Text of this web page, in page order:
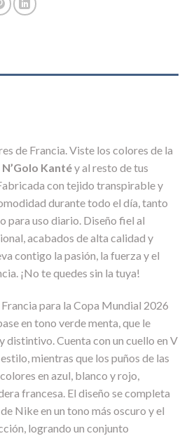
de Francia. Viste los colores de la
N’Golo Kantéy al resto de tus
con tejido transpirable y
durante todo el día, tanto
para uso diario. Diseño fiel al
acabados de alta calidad y
contigo la pasión, la fuerza y el
¡No te quedes sin la tuya!
para la Copa Mundial 2026
en tono verde menta, que le
distintivo. Cuenta con un cuello en V
mientras que los puños de las
en azul, blanco y rojo,
francesa. El diseño se completa
Nike en un tono más oscuro y el
logrando un conjunto